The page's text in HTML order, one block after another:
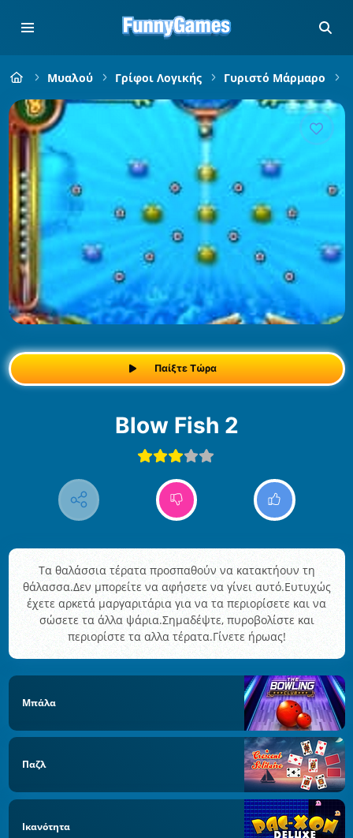
Μυαλού Γρίφοι Λογικής Γυριστό Μάρμαρο
Παίξτε Τώρα
Blow Fish 2
Τα θαλάσσια τέρατα προσπαθούν να κατακτήουν τη
θάλασσα.Δεν μπορείτε να αφήσετε να γίνει αυτό.Ευτυχώς
έχετε αρκετά μαργαριτάρια για να τα περιορίσετε και να
σώσετε τα άλλα ψάρια.Σημαδέψτε, πυροβολίστε και
περιορίστε τα αλλα τέρατα.Γίνετε ήρωας!
Μπάλα
Παζλ
Ικανότητα